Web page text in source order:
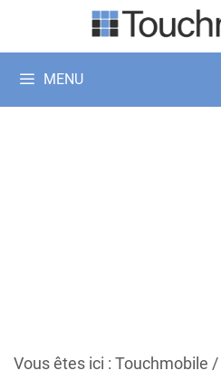
MENU
Vous êtes ici : Touchmobile /